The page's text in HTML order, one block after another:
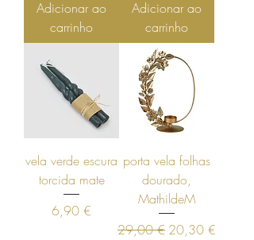
Adicionar ao
carrinho
Adicionar ao
carrinho
vela verde escura
torcida mate
Preço
6,90 €
porta vela folhas
dourado,
MathildeM
Preço normal
29,00 € Preço
20,30 €